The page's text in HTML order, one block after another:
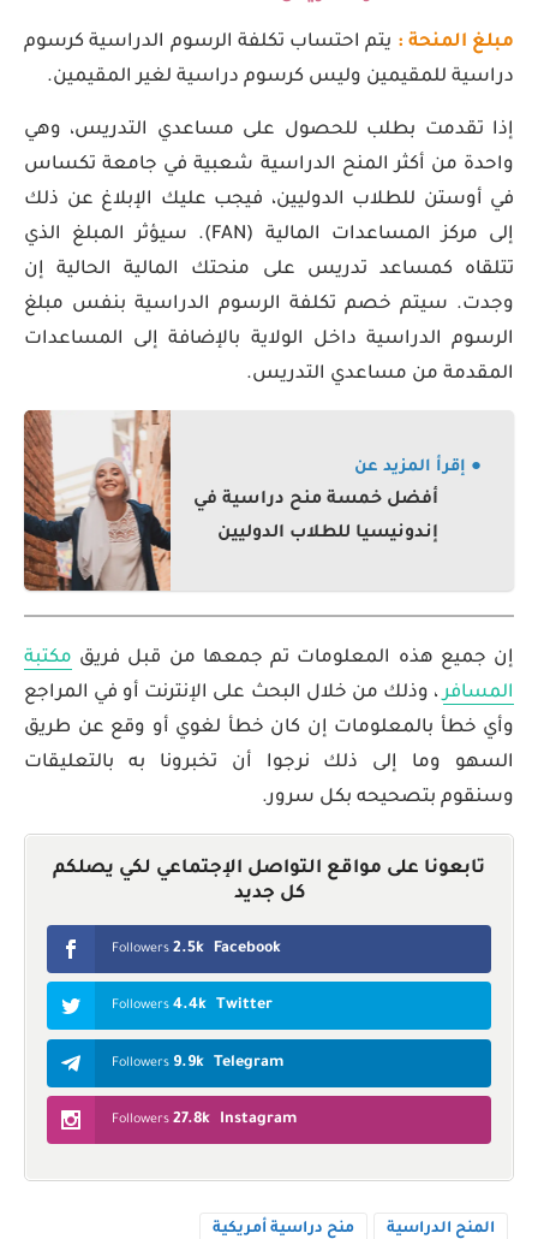
مبلغ المنحة : يتم احتساب تكلفة الرسوم الدراسية كرسوم
دراسية للمقيمين وليس كرسوم دراسية لغير المقيمين.
إذا تقدمت بطلب للحصول على مساعدي التدريس، وهي
واحدة من أكثر المنح الدراسية شعبية في جامعة تكساس
في أوستن للطلاب الدوليين، فيجب عليك الإبلاغ عن ذلك
إلى مركز المساعدات المالية (FAN). سيؤثر المبلغ الذي
تتلقاه كمساعد تدريس على منحتك المالية الحالية إن
وجدت. سيتم خصم تكلفة الرسوم الدراسية بنفس مبلغ
الرسوم الدراسية داخل الولاية بالإضافة إلى المساعدات
المقدمة من مساعدي التدريس.
● إقرأ المزيد عن
أفضل خمسة منح دراسية في
إندونيسيا للطلاب الدوليين
إن جميع هذه المعلومات تم جمعها من قبل فريق مكتبة
المسافر، وذلك من خلال البحث على الإنترنت أو في المراجع
وأي خطأ بالمعلومات إن كان خطأ لغوي أو وقع عن طريق
السهو وما إلى ذلك نرجوا أن تخبرونا به بالتعليقات
وسنقوم بتصحيحه بكل سرور.
تابعونا على مواقع التواصل الإجتماعي لكي يصلكم
كل جديد
Facebook
2.5k
Followers
Twitter
4.4k
Followers
Telegram
9.9k
Followers
Instagram
27.8k
Followers
المنح الدراسية منح دراسية أمريكية